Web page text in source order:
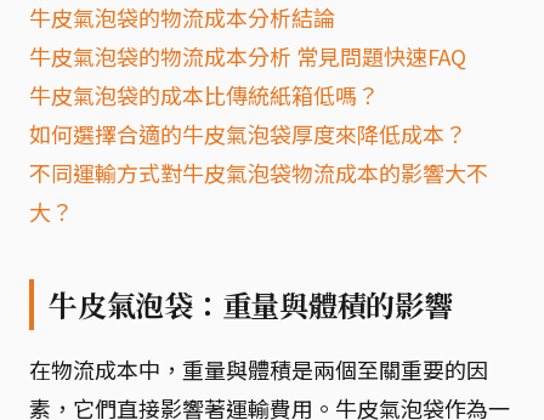
牛皮氣泡袋的物流成本分析結論
牛皮氣泡袋的物流成本分析 常見問題快速FAQ
牛皮氣泡袋的成本比傳統紙箱低嗎？
如何選擇合適的牛皮氣泡袋厚度來降低成本？
不同運輸方式對牛皮氣泡袋物流成本的影響大不
大？
牛皮氣泡袋：重量與體積的影響
在物流成本中，重量與體積是兩個至關重要的因
素，它們直接影響著運輸費用。牛皮氣泡袋作為一